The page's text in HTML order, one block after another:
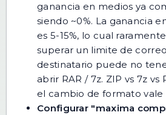
ganancia en medios ya
siendo ~0%. La ganancia
es 5-15%, lo cual
superar un limite de
destinatario puede no
abrir RAR / 7z. ZIP vs 7z vs
el cambio de formato vale
Configurar "maxima